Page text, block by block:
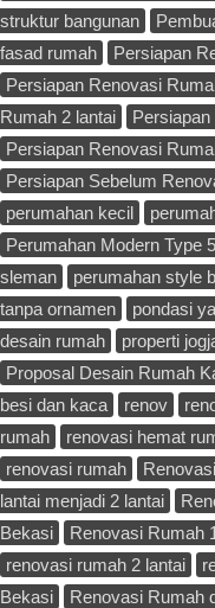
struktur bangunan
fasad rumah
Persiapan
Persiapan Renovasi
Rumah 2 lantai
Persiapan Renovasi
Persiapan Sebelum
perumahan kecil
Perumahan Modern Type
sleman
perumahan style
tanpa ornamen
pondasi
desain rumah
properti
Proposal Desain Rumah
besi dan kaca
renov
rumah
renovasi hemat
renovasi rumah
lantai menjadi 2 lantai
Bekasi
Renovasi Rumah
renovasi rumah 2 lantai
Bekasi
Renovasi Rumah